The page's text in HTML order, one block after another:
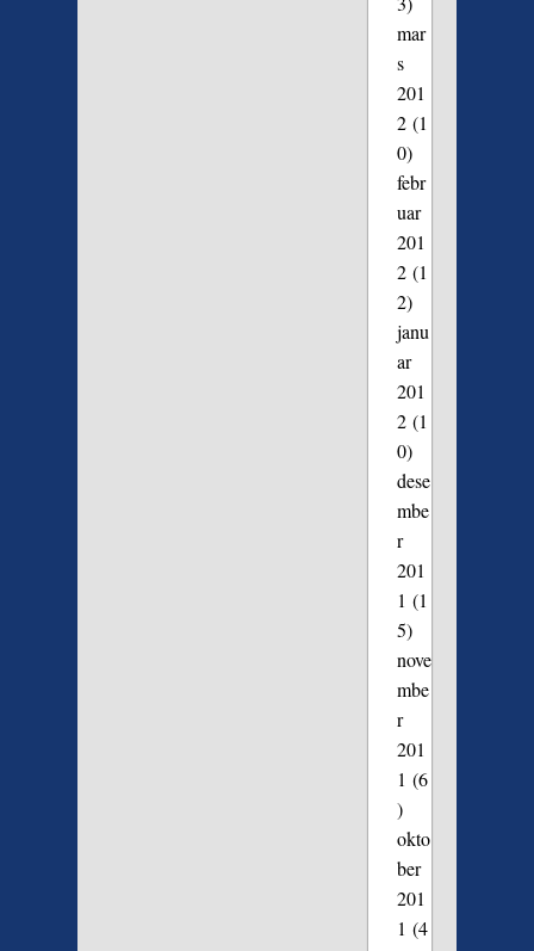
mar
s
201
2(1
0)
febr
uar
201
2(1
2)
janu
ar
201
2(1
0)
dese
mbe
r
201
1 (1
5)
nove
mbe
r
201
1 (6
)
okto
ber
201
1 (4